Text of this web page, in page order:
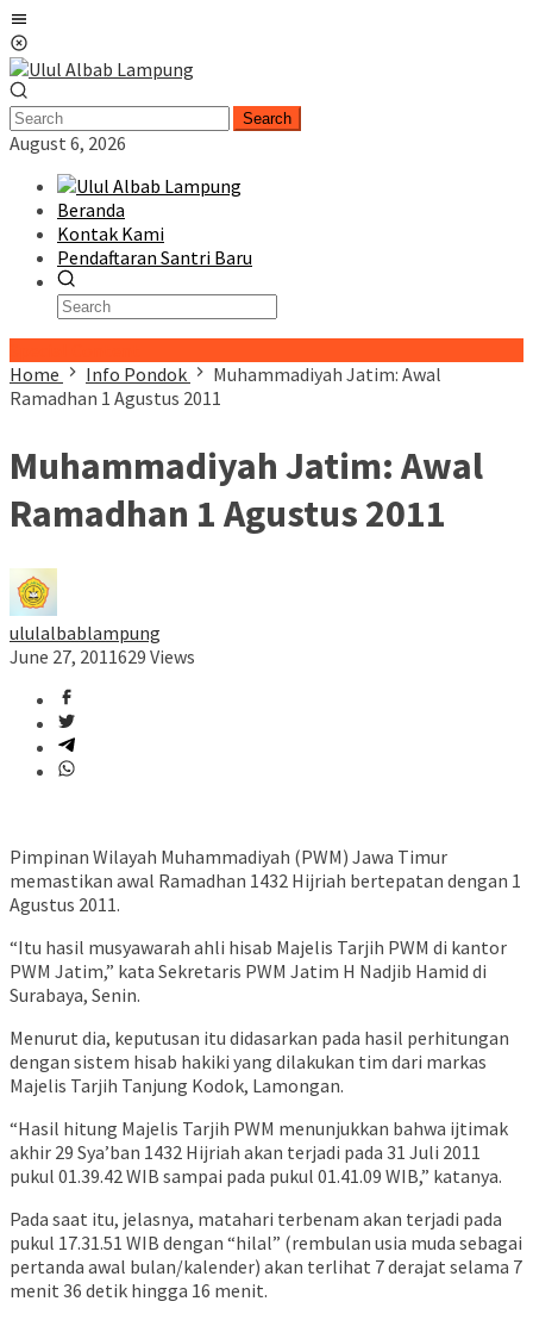
Skip
to
content
Search
August 6, 2026
Beranda
Kontak Kami
Pendaftaran Santri Baru
Home
Info Pondok
Muhammadiyah Jatim: Awal
Ramadhan 1 Agustus 2011
Muhammadiyah Jatim: Awal
Ramadhan 1 Agustus 2011
ululalbablampung
June 27, 2011629 Views
Pimpinan Wilayah Muhammadiyah (PWM) Jawa Timur
memastikan awal Ramadhan 1432 Hijriah bertepatan dengan 1
Agustus 2011.
“Itu hasil musyawarah ahli hisab Majelis Tarjih PWM di kantor
PWM Jatim,” kata Sekretaris PWM Jatim H Nadjib Hamid di
Surabaya, Senin.
Menurut dia, keputusan itu didasarkan pada hasil perhitungan
dengan sistem hisab hakiki yang dilakukan tim dari markas
Majelis Tarjih Tanjung Kodok, Lamongan.
“Hasil hitung Majelis Tarjih PWM menunjukkan bahwa ijtimak
akhir 29 Sya’ban 1432 Hijriah akan terjadi pada 31 Juli 2011
pukul 01.39.42 WIB sampai pada pukul 01.41.09 WIB,” katanya.
Pada saat itu, jelasnya, matahari terbenam akan terjadi pada
pukul 17.31.51 WIB dengan “hilal” (rembulan usia muda sebagai
pertanda awal bulan/kalender) akan terlihat 7 derajat selama 7
menit 36 detik hingga 16 menit.